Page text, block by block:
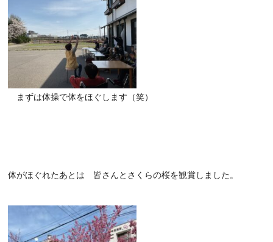
まずは体操で体をほぐします（笑）
体がほぐれたあとは 皆さんとさくらの桜を観賞しました。